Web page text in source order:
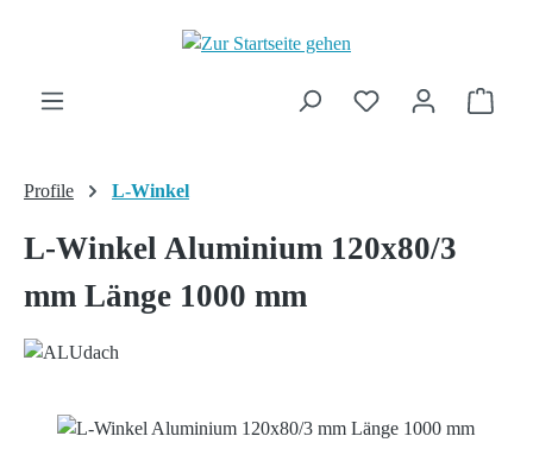
Zum Hauptinhalt springen
Profile L-Winkel
L-Winkel Aluminium 120x80/3
mm Länge 1000 mm
Bildergalerie überspringen